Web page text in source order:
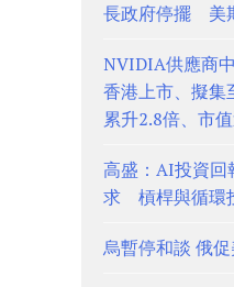
長政府停擺 美
NVIDIA供應商
香港上市、擬
累升2.8倍、市
高盛：AI投資
求 槓桿與循環
烏暫停和談 俄